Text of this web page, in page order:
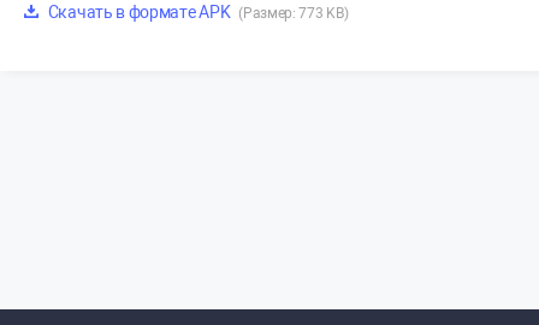
Скачать в формате APK (Размер: 773 KB)